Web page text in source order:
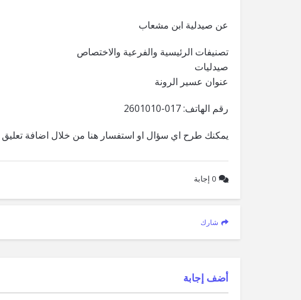
عن صيدلية ابن مشعاب
تصنيفات الرئيسية والفرعية والاختصاص
صيدليات
عنوان عسير الرونة
رقم الهاتف: 017-2601010
يمكنك طرح اي سؤال او استفسار هنا من خلال اضافة
0 إجابة
شارك
‫أضف إجابة